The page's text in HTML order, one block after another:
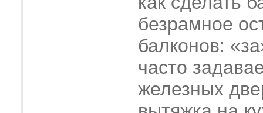
безрамное
балконов:
часто
железных